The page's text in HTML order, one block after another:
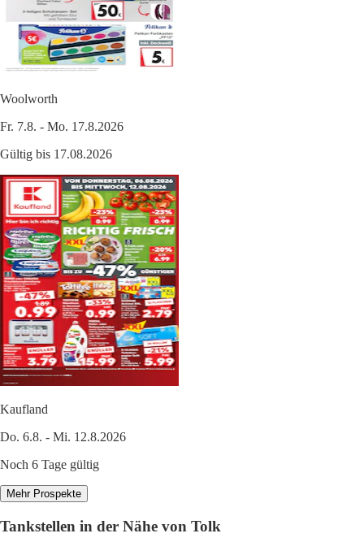
Woolworth
Fr. 7.8. - Mo. 17.8.2026
Gültig bis 17.08.2026
Kaufland
Do. 6.8. - Mi. 12.8.2026
Noch 6 Tage gültig
Mehr Prospekte
Tankstellen in der Nähe von Tolk